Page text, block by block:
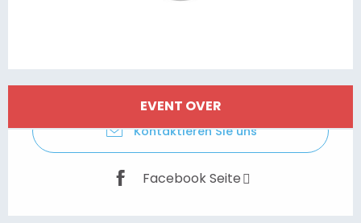
EVENT OVER
Kontaktieren Sie uns
Facebook Seite